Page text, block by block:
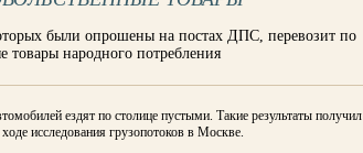
были опрошены на постах ДПС, перевозит по
товары народного потребления
ездят по столице пустыми. Такие результаты получил
исследования грузопотоков в Москве.